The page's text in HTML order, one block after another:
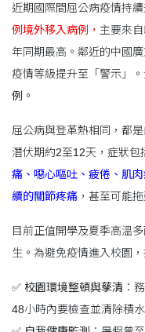
近期國際間屈公病疫情持
例境外移入病例 ， 主要來
年同期最高。鄰近的中國
疫情等級提升至「警示」
例 。
屈公病與登革熱相同，都
潛伏期約2至12天，症狀包
痛、噁心嘔吐、疲倦、肌
續的關節疼痛 ，甚至可能
目前正值開學及夏季高溫
生。為避免疫情進入校園，
✅ 校園環境整頓與孳清 ：
48小時內要檢查並清除積水